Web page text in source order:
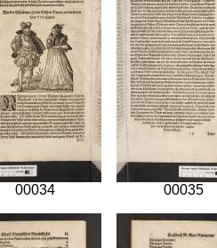
00034 00035